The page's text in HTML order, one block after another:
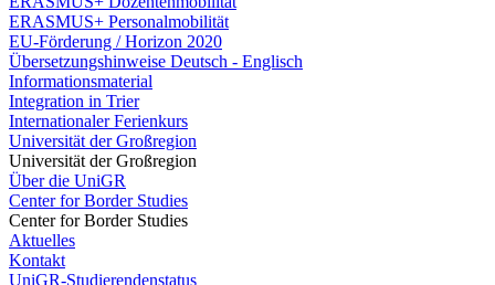
ERASMUS+ Personalmobilität
EU-Förderung / Horizon 2020
Übersetzungshinweise Deutsch - Englisch
Informationsmaterial
Integration in Trier
Internationaler Ferienkurs
Universität der Großregion
Universität der Großregion
Über die UniGR
Center for Border Studies
Center for Border Studies
Aktuelles
Kontakt
UniGR-Studierendenstatus